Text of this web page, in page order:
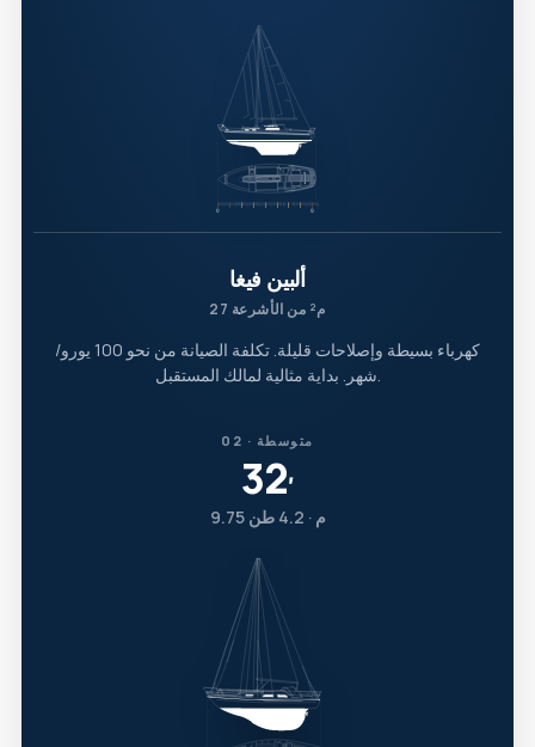
ألبين فيغا
27 م² من الأشرعة
كهرباء بسيطة وإصلاحات قليلة. تكلفة الصيانة من نحو 100 يورو/
شهر. بداية مثالية لمالك المستقبل.
02 · متوسطة
32′
9.75 م · 4.2 طن